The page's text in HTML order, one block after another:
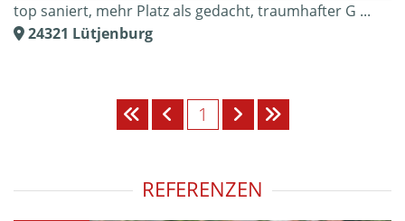
top saniert, mehr Platz als gedacht, traumhafter G ...
24321 Lütjenburg
1
REFERENZEN